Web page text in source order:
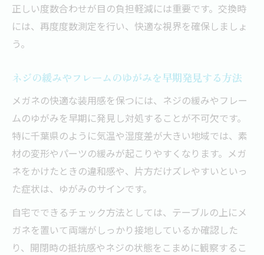
正しい度数合わせが目の負担軽減には重要です。交換時
には、再度度数測定を行い、快適な視界を確保しましょ
う。
ネジの緩みやフレームのゆがみを早期発見する方法
メガネの快適な装用感を保つには、ネジの緩みやフレー
ムのゆがみを早期に発見し対処することが不可欠です。
特に千葉県のように気温や湿度差が大きい地域では、素
材の変形やパーツの緩みが起こりやすくなります。メガ
ネをかけたときの違和感や、片方だけズレやすいといっ
た症状は、ゆがみのサインです。
自宅でできるチェック方法としては、テーブルの上にメ
ガネを置いて両端がしっかり接地しているか確認した
り、開閉時の抵抗感やネジの状態をこまめに観察するこ